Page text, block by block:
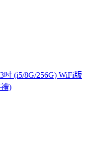
吋 (i5/8G/256G) WiFi版
)